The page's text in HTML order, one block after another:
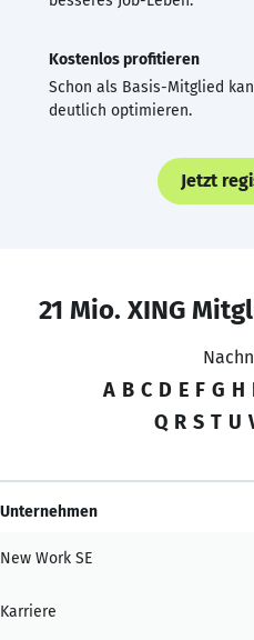
Kostenlos profitieren
Schon als Basis-Mitglied
deutlich optimieren.
Jetzt
21 Mio. XING
A B C D E F G H
Q R S T U
Unternehmen
New Work SE
Karriere